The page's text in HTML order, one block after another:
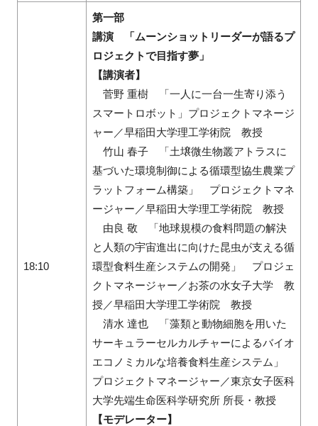
18:10
第一部
講演 「ムーンショットリーダーが語るプ
ロジェクトで目指す夢」
【講演者】
菅野 重樹 「一人に一台一生寄り添う
スマートロボット」プロジェクトマネージ
ャー／早稲田大学理工学術院 教授
竹山 春子 「土壌微生物叢アトラスに
基づいた環境制御による循環型協生農業プ
ラットフォーム構築」 プロジェクトマネ
ージャー／早稲田大学理工学術院 教授
由良 敬 「地球規模の食料問題の解決
と人類の宇宙進出に向けた昆虫が支える循
環型食料生産システムの開発」 プロジェ
クトマネージャー／お茶の水女子大学 教
授／早稲田大学理工学術院 教授
清水 達也 「藻類と動物細胞を用いた
サーキュラーセルカルチャーによるバイオ
エコノミカルな培養食料生産システム」
プロジェクトマネージャー／東京女子医科
大学先端生命医科学研究所 所長・教授
【モデレーター】